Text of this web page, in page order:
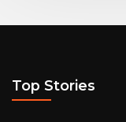
Top Stories